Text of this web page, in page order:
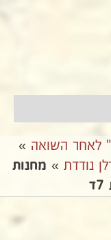
לאחר השואה »
נודדת » מחנות